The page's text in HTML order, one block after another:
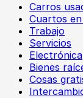
Carros
Cuartos
Trabajo
Servicios
Electrónica
Bienes
Cosas